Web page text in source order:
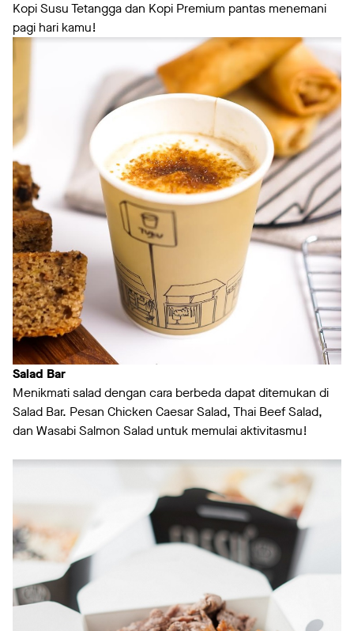
Kopi Susu Tetangga dan Kopi Premium pantas menemani
pagi hari kamu!
Salad Bar
Menikmati salad dengan cara berbeda dapat ditemukan di
Salad Bar. Pesan Chicken Caesar Salad, Thai Beef Salad,
dan Wasabi Salmon Salad untuk memulai aktivitasmu!